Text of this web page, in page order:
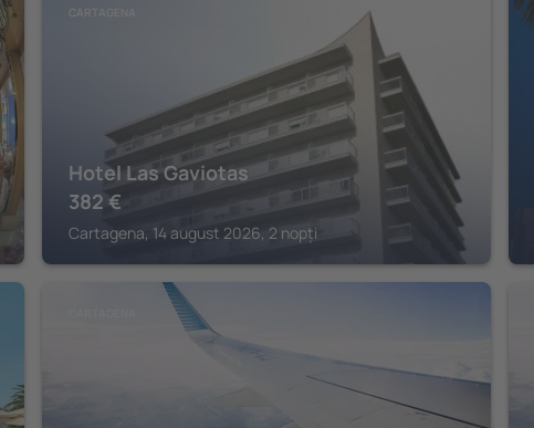
CARTAGENA
Hotel Las Gaviotas
382 €
Cartagena, 14 august 2026, 2 nopți